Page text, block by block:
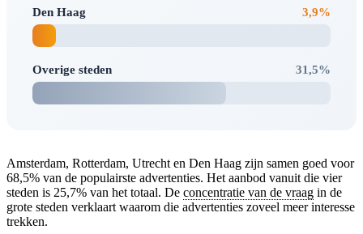
Den Haag 3,9%
Overige steden 31,5%
Amsterdam, Rotterdam, Utrecht en Den Haag zijn samen goed voor
68,5% van de populairste advertenties. Het aanbod vanuit die vier
steden is 25,7% van het totaal. De concentratie van de vraag in de
grote steden verklaart waarom die advertenties zoveel meer interesse
trekken.